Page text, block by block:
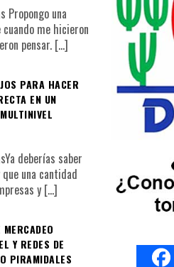
Propongo una
cuando me hicieron
pensar. […]
PARA HACER
EN UN
deberías saber
una cantidad
y […]
Y REDES DE
PIRAMIDALES